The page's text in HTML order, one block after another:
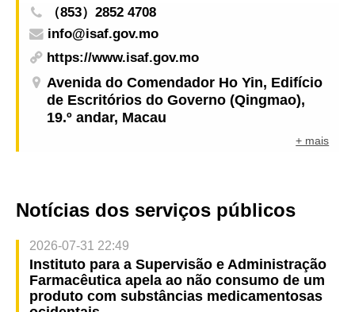
（853）2852 4708
info@isaf.gov.mo
https://www.isaf.gov.mo
Avenida do Comendador Ho Yin, Edifício
de Escritórios do Governo (Qingmao),
19.º andar, Macau
+ mais
Notícias dos serviços públicos
2026-07-31 22:49
Instituto para a Supervisão e Administração
Farmacêutica apela ao não consumo de um
produto com substâncias medicamentosas